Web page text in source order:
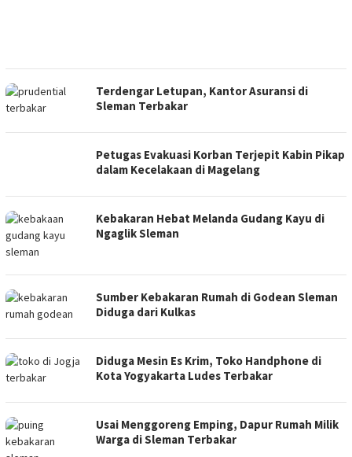
Terdengar Letupan, Kantor Asuransi di
Sleman Terbakar
Petugas Evakuasi Korban Terjepit Kabin Pikap
dalam Kecelakaan di Magelang
Kebakaran Hebat Melanda Gudang Kayu di
Ngaglik Sleman
Sumber Kebakaran Rumah di Godean Sleman
Diduga dari Kulkas
Diduga Mesin Es Krim, Toko Handphone di
Kota Yogyakarta Ludes Terbakar
Usai Menggoreng Emping, Dapur Rumah Milik
Warga di Sleman Terbakar